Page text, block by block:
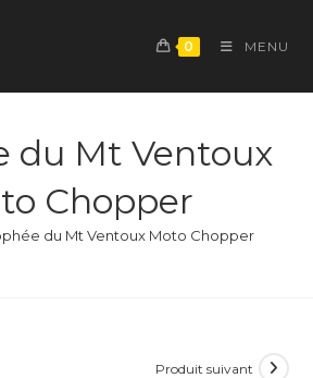
0 MENU
du Mt Ventoux
Chopper
du Mt Ventoux Moto Chopper
Produit suivant